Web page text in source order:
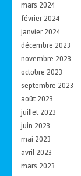
mars 2024
février 2024
janvier 2024
décembre 2023
novembre 2023
octobre 2023
septembre 2023
août 2023
juillet 2023
juin 2023
mai 2023
avril 2023
mars 2023